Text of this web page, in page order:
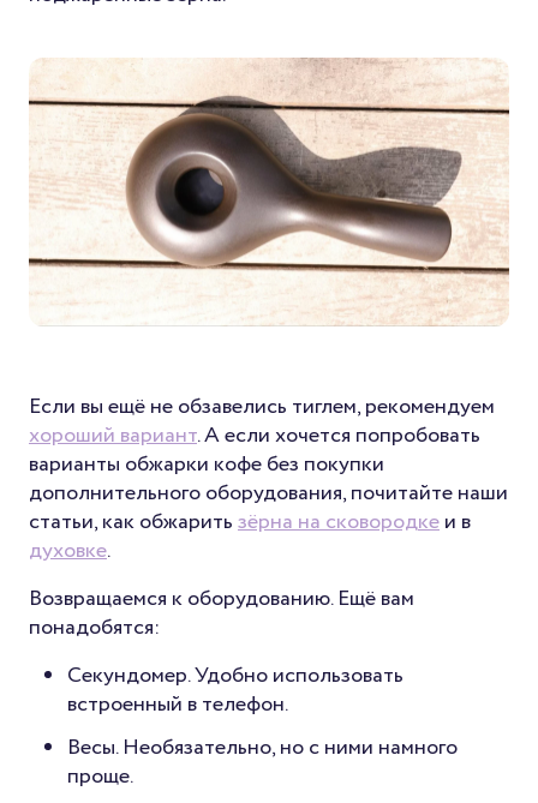
Если вы ещё не обзавелись тиглем, рекомендуем
хороший вариант. А если хочется попробовать
варианты обжарки кофе без покупки
дополнительного оборудования, почитайте наши
статьи, как обжаритьзёрна на сковородкеи в
духовке.
Возвращаемся к оборудованию. Ещё вам
понадобятся:
Секундомер. Удобно использовать
встроенный в телефон.
Весы. Необязательно, но с ними намного
проще.